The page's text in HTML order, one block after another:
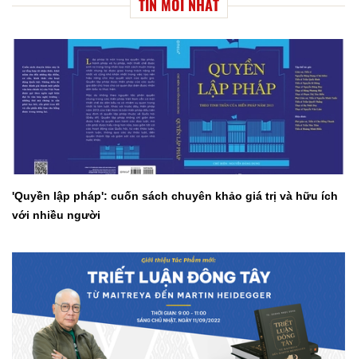
TIN MỚI NHẤT
'Quyền lập pháp': cuốn sách chuyên khảo giá trị và hữu ích
với nhiều người